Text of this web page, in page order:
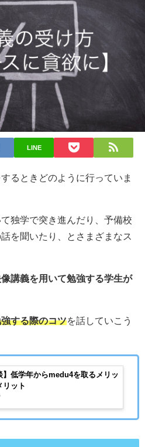
LINE
るときどのように行っていま
独学で突き進んだり、予備校
を聞いたり、とさまざまなス
像講義を用いて勉強する学生が
する際のコツを話していこう
】低学年からmedu4を取るメリッ
リット